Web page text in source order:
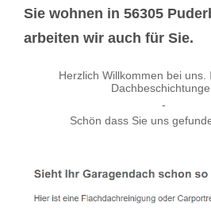
Sie wohnen in 56305
arbeiten wir auch für Sie.
Herzlich Willkommen bei
-
Schön dass Sie uns